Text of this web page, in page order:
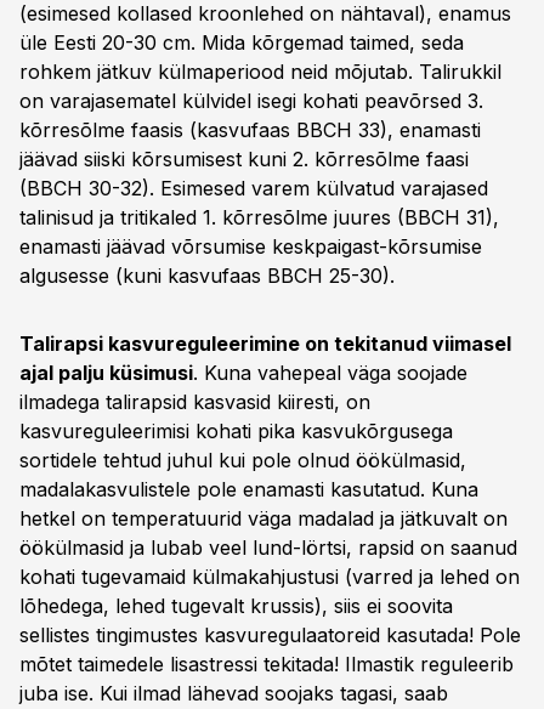
(esimesed kollased kroonlehed on nähtaval), enamus
üle Eesti 20-30 cm. Mida kõrgemad taimed, seda
rohkem jätkuv külmaperiood neid mõjutab. Talirukkil
on varajasematel külvidel isegi kohati peavõrsed 3.
kõrresõlme faasis (kasvufaas BBCH 33), enamasti
jäävad siiski kõrsumisest kuni 2. kõrresõlme faasi
(BBCH 30-32). Esimesed varem külvatud varajased
talinisud ja tritikaled 1. kõrresõlme juures (BBCH 31),
enamasti jäävad võrsumise keskpaigast-kõrsumise
algusesse (kuni kasvufaas BBCH 25-30).
Talirapsi kasvureguleerimine on tekitanud viimasel
ajal palju küsimusi. Kuna vahepeal väga soojade
ilmadega talirapsid kasvasid kiiresti, on
kasvureguleerimisi kohati pika kasvukõrgusega
sortidele tehtud juhul kui pole olnud öökülmasid,
madalakasvulistele pole enamasti kasutatud. Kuna
hetkel on temperatuurid väga madalad ja jätkuvalt on
öökülmasid ja lubab veel lund-lörtsi, rapsid on saanud
kohati tugevamaid külmakahjustusi (varred ja lehed on
lõhedega, lehed tugevalt krussis), siis ei soovita
sellistes tingimustes kasvuregulaatoreid kasutada! Pole
mõtet taimedele lisastressi tekitada! Ilmastik reguleerib
juba ise. Kui ilmad lähevad soojaks tagasi, saab